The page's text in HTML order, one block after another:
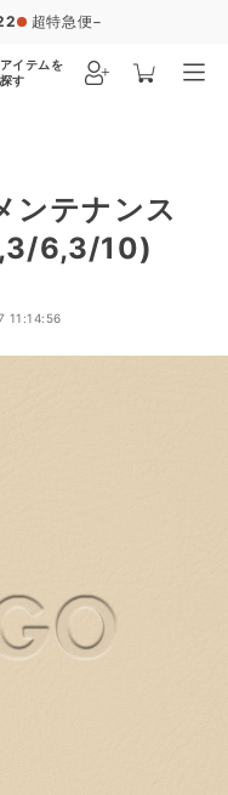
超特急便−
アイテムを
探す
ンテナンス
6,3/10)
11:14:56